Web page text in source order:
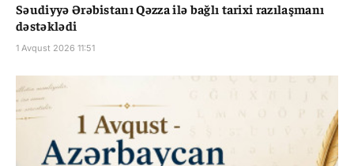
Səudiyyə Ərəbistanı Qəzza ilə bağlı tarixi razılaşmanı
dəstəklədi
1 Avqust 2026 11:51